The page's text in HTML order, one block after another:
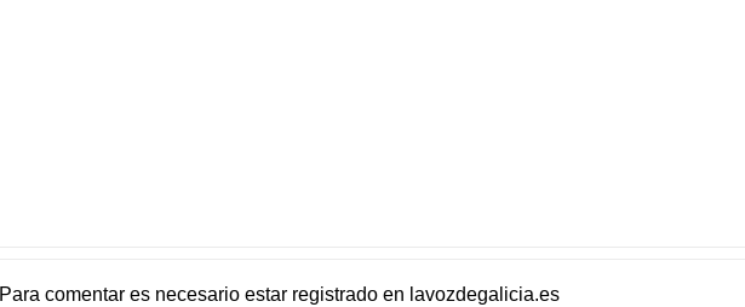
Para comentar es necesario estar registradoen lavozdegalicia.es